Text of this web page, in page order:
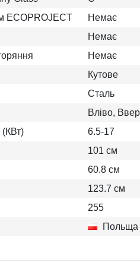
ECOPROJECT
Немає
Немає
Немає
Кутове
Сталь
Вліво,
(КВт)
6.5-17
101 см
60.8 см
123.7 см
255
Польща